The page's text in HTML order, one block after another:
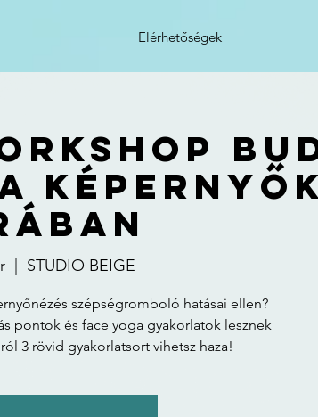
Elérhetőségek
képernyők
STUDIO BEIGE
szépségromboló hatásai ellen?
pontok és face yoga gyakorlatok lesznek
3 rövid gyakorlatsort vihetsz haza!